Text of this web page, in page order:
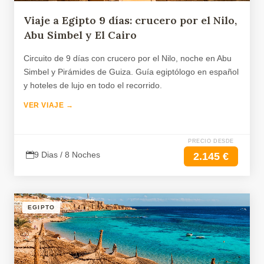
Viaje a Egipto 9 días: crucero por el Nilo,
Abu Simbel y El Cairo
Circuito de 9 días con crucero por el Nilo, noche en Abu
Simbel y Pirámides de Guiza. Guía egiptólogo en español
y hoteles de lujo en todo el recorrido.
VER VIAJE →
9 Dias / 8 Noches
PRECIO DESDE
2.145 €
EGIPTO